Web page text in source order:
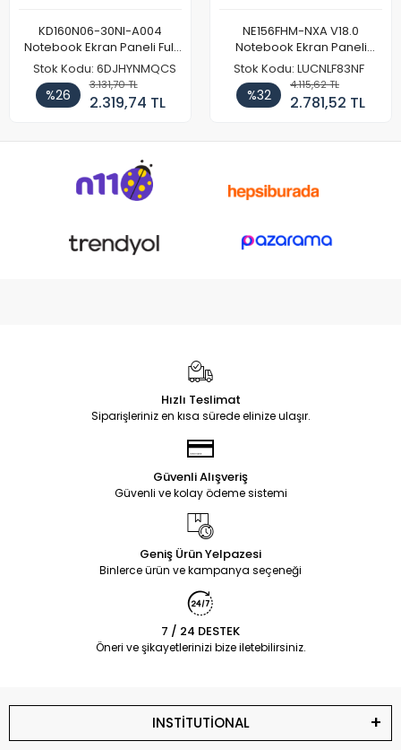
KD160N06-30NI-A004
Notebook Ekran Paneli Full
HD
Stok Kodu: 6DJHYNMQCS
%26
3.131,70 TL
2.319,74 TL
NE156FHM-NXA V18.0
Notebook Ekran Paneli
144Hz
Stok Kodu: LUCNLF83NF
%32
4.115,62 TL
2.781,52 TL
Hızlı Teslimat
Siparişleriniz en kısa sürede elinize ulaşır.
Güvenli Alışveriş
Güvenli ve kolay ödeme sistemi
Geniş Ürün Yelpazesi
Binlerce ürün ve kampanya seçeneği
7 / 24 DESTEK
Öneri ve şikayetlerinizi bize iletebilirsiniz.
INSTİTUTİONAL